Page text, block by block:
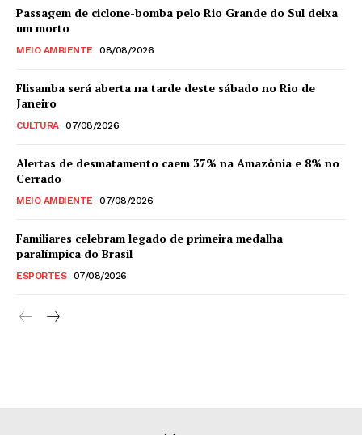
Passagem de ciclone-bomba pelo Rio Grande do Sul deixa
um morto
MEIO AMBIENTE 08/08/2026
Flisamba será aberta na tarde deste sábado no Rio de
Janeiro
CULTURA 07/08/2026
Alertas de desmatamento caem 37% na Amazônia e 8% no
Cerrado
MEIO AMBIENTE 07/08/2026
Familiares celebram legado de primeira medalha
paralímpica do Brasil
ESPORTES 07/08/2026